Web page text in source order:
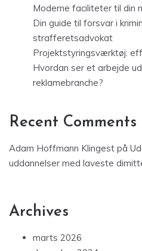
Moderne faciliteter til din
Din guide til forsvar i
strafferetsadvokat
Projektstyringsværktøj:
Hvordan ser et arbejde
reklamebranche?
Recent Comments
Adam Hoffmann Klingest på
uddannelser med laveste
Archives
marts 2026